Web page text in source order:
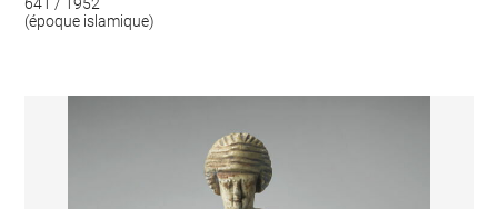
641 / 1952
(époque islamique)